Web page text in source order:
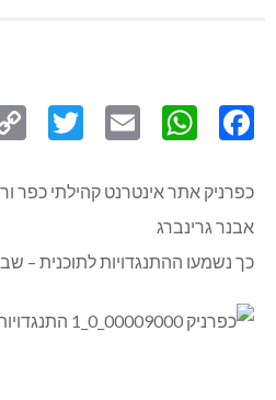
כפרניק אתר אינטרנט קהילתי כפר
אבנר גרינברג
כך נשמעו ההתנגדויות לתוכנית –